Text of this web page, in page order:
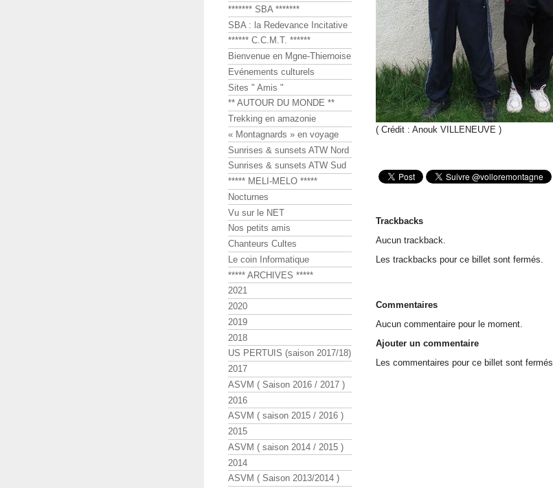
( Crédit : Anouk VILLENEUVE )
Trackbacks
Aucun trackback.
Les trackbacks pour ce billet sont fermés.
Commentaires
Aucun commentaire pour le moment.
Ajouter un commentaire
Les commentaires pour ce billet sont fermés.
******* SBA *******
SBA : la Redevance Incitative
****** C.C.M.T. ******
Bienvenue en Mgne-Thiernoise
Evénements culturels
Sites " Amis "
** AUTOUR DU MONDE **
Trekking en amazonie
« Montagnards » en voyage
Sunrises & sunsets ATW Nord
Sunrises & sunsets ATW Sud
***** MELI-MELO *****
Nocturnes
Vu sur le NET
Nos petits amis
Chanteurs Cultes
Le coin Informatique
***** ARCHIVES *****
2021
2020
2019
2018
US PERTUIS (saison 2017/18)
2017
ASVM ( Saison 2016 / 2017 )
2016
ASVM ( saison 2015 / 2016 )
2015
ASVM ( saison 2014 / 2015 )
2014
ASVM ( Saison 2013/2014 )